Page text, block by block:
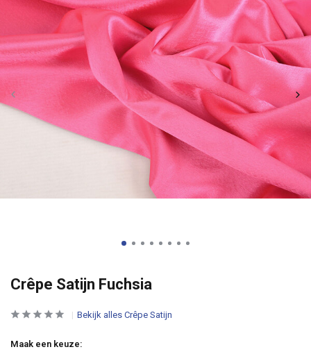
Crêpe Satijn Fuchsia
Bekijk alles Crêpe Satijn
Maak een keuze: